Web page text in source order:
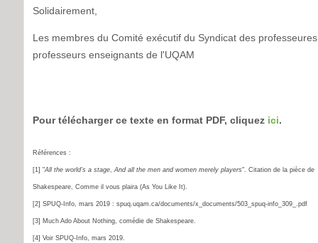
Solidairement,
Les membres du Comité exécutif du Syndicat des
professeurs enseignants de l'UQAM
Pour télécharger ce texte en format PDF, cliquez ici.
Références :
[1] "All the world’s a stage And all the men and women merely players". Citation de la pièce de
Shakespeare, Comme il vous plaira (As You Like It).
[2] SPUQ-Info, mars 2019 : spuq.uqam.ca/documents/x_documents/503_spuq-info_309_.pdf
[3] Much Ado About Nothing, comédie de Shakespeare.
[4] Voir SPUQ-Info, mars 2019.